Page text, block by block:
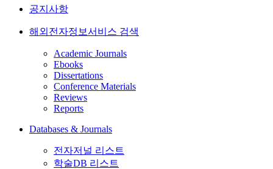
공지사항
해외전자정보서비스 검색
Academic Journals
Ebooks
Dissertations
Conference Materials
Reviews
Reports
Databases & Journals
전자저널 리스트
학술DB 리스트